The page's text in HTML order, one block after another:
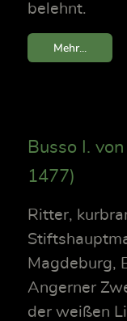
belehnt.
Mehr...
Busso I.
1477)
Ritter,
Magdeburg,
Angerner
der weißen